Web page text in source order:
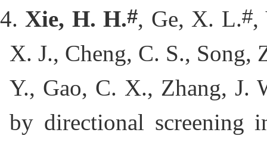
4. Xie, H. H.#, Ge, X. L.#,
X. J., Cheng, C. S., Song,
Y., Gao, C. X., Zhang, J.
by directional screening